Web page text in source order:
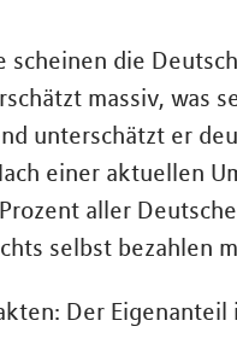
scheinen die
massiv, was
unterschätzt er
einer aktuellen
aller
selbst bezahlen
Der